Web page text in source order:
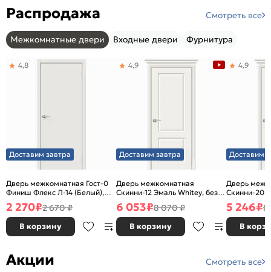
Распродажа Смотреть все
Межкомнатные двери Входные двери Фурнитура
Доставим завтра
Дверь межкомнатная Гост-0
Финиш Флекс Л-14 (Белый),
глухая, каркасно-щитовая
4,8
2 270₽2 670 ₽
В корзину
Доставим завтра
Дверь межкомнатная
Скинни-12 Эмаль Whitey, без
декора, глухая, без стекла,
без кромки, скиновая
4,9
6 053₽8 070 ₽
В корзину
Доставим
Дверь
Скинни-20
декора,
без кромки,
4,9
5 246₽8
В
Акции Смотреть все